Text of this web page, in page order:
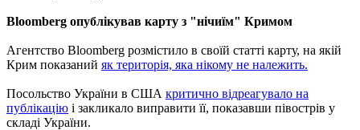
Bloomberg опублікував карту з "нічиїм" Кримом
Агентство Bloomberg розмістило в своїй статті карту, на якій
Крим показаний як територія, яка нікому не належить.
Посольство України в США критично відреагувало на
публікацію і закликало виправити її, показавши півострів у
складі України.